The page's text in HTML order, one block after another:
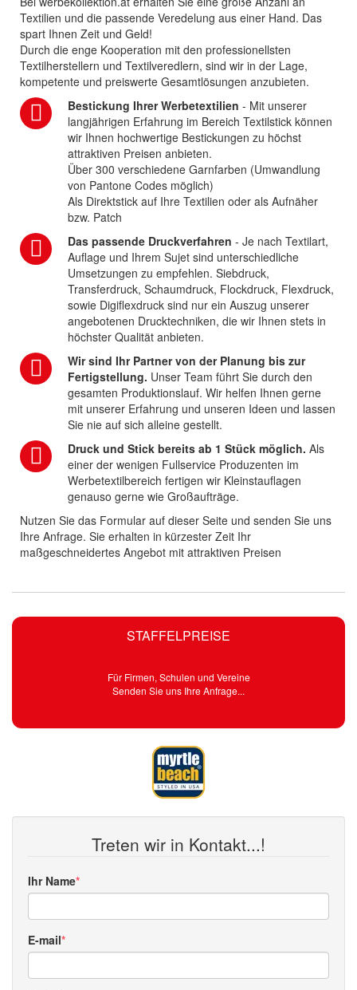
STAFFELPREISE
Für Firmen, Schulen und Vereine
Senden Sie uns Ihre Anfrage...
Treten wir in Kontakt...!
Ihr Name
E-mail
Textilien und die passende Veredelung aus einer Hand. Das
spart Ihnen Zeit und Geld!
Durch die enge Kooperation mit den professionellsten
Textilherstellern und Textilveredlern, sind wir in der Lage,
kompetente und preiswerte Gesamtlösungen anzubieten.
Bestickung Ihrer Werbetextilien - Mit unserer
langjährigen Erfahrung im Bereich Textilstick können
wir Ihnen hochwertige Bestickungen zu höchst
attraktiven Preisen anbieten.
Über 300 verschiedene Garnfarben (Umwandlung
von Pantone Codes möglich)
Als Direktstick auf Ihre Textilien oder als Aufnäher
bzw. Patch
Das passende Druckverfahren - Je nach Textilart,
Auflage und Ihrem Sujet sind unterschiedliche
Umsetzungen zu empfehlen. Siebdruck,
Transferdruck, Schaumdruck, Flockdruck, Flexdruck,
sowie Digiflexdruck sind nur ein Auszug unserer
angebotenen Drucktechniken, die wir Ihnen stets in
höchster Qualität anbieten.
Wir sind Ihr Partner von der Planung bis zur
Fertigstellung. Unser Team führt Sie durch den
gesamten Produktionslauf. Wir helfen Ihnen gerne
mit unserer Erfahrung und unseren Ideen und lassen
Sie nie auf sich alleine gestellt.
Druck und Stick bereits ab 1 Stück möglich. Als
einer der wenigen Fullservice Produzenten im
Werbetextilbereich fertigen wir Kleinstauflagen
genauso gerne wie Großaufträge.
Nutzen Sie das Formular auf dieser Seite und senden Sie uns
Ihre Anfrage. Sie erhalten in kürzester Zeit Ihr
maßgeschneidertes Angebot mit attraktiven Preisen